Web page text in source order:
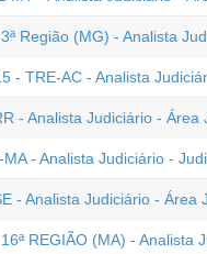
Região (MG) - Analista
- TRE-AC - Analista
- Analista Judiciário - Área
- Analista Judiciário -
- Analista Judiciário - Área
REGIÃO (MA) - Analista